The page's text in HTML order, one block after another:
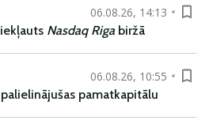
06.08.26, 14:13
iekļauts Nasdaq Riga biržā
06.08.26, 10:55
palielinājušas pamatkapitālu